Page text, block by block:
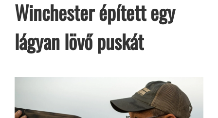
Winchester épített egy
lágyan lövő puskát